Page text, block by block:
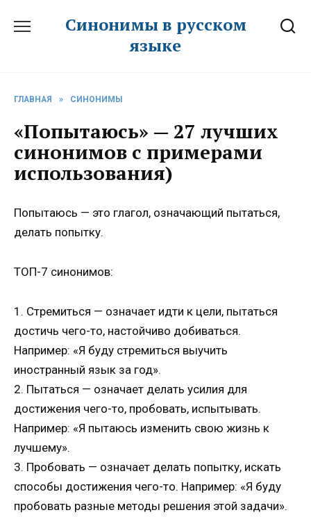
Синонимы в русском
языке
ГЛАВНАЯ » СИНОНИМЫ
«Попытаюсь» — 27 лучших
синонимов с примерами
использования)
Попытаюсь — это глагол, означающий пытаться,
делать попытку.
ТОП-7 синонимов:
1. Стремиться — означает идти к цели, пытаться
достичь чего-то, настойчиво добиваться.
Например: «Я буду стремиться выучить
иностранный язык за год».
2. Пытаться — означает делать усилия для
достижения чего-то, пробовать, испытывать.
Например: «Я пытаюсь изменить свою жизнь к
лучшему».
3. Пробовать — означает делать попытку, искать
способы достижения чего-то. Например: «Я буду
пробовать разные методы решения этой задачи».